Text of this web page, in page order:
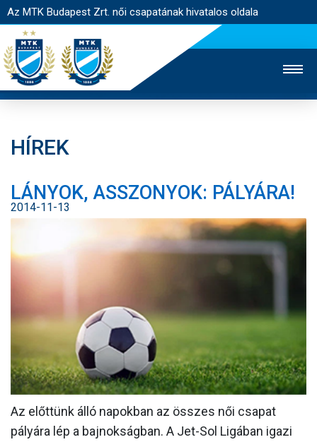
Az MTK Budapest Zrt. női csapatának hivatalos oldala
JEGYÉRTÉKESÍTÉS
WEBSHOP
STADION
EGYESÜLET
KAPCSOLAT
CSAPAT
MÉRKŐZÉSEK
JELENTKEZÉS
KLUB
GALÉRIA
HÍREK
LÁNYOK, ASSZONYOK: PÁLYÁRA!
2014-11-13
Az előttünk álló napokban az összes női csapat
pályára lép a bajnokságban. A Jet-Sol Ligában igazi